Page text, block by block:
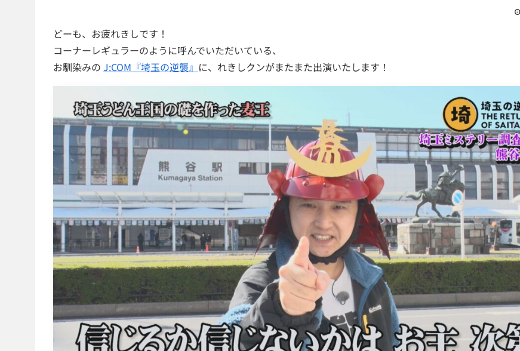
どーも、お疲れきしです！
コーナーレギュラーのように呼んでいただいている、
お馴染みの J:COM『埼玉の逆襲』 に、れきしクンがまたまた出演いたします！